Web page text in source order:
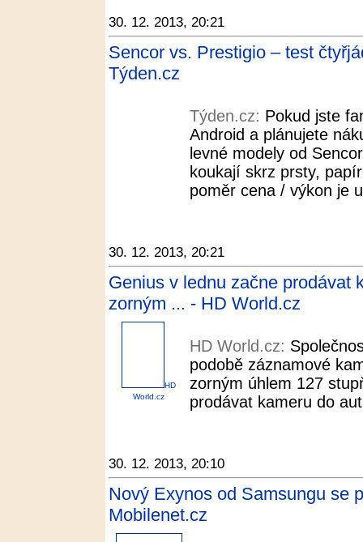
30. 12. 2013, 20:21
Sencor vs. Prestigio – test
Týden.cz
Týden.cz: Pokud jste
Android a plánujete
levné modely od
koukají skrz prsty,
poměr cena / výkon je
30. 12. 2013, 20:21
Genius v lednu začne prodávat
zorným ... - HD World.cz
HD
World.cz
HD World.cz:
podobě záznamové
zorným úhlem 127
prodávat kameru do
30. 12. 2013, 20:10
Nový Exynos od Samsungu se
Mobilenet.cz